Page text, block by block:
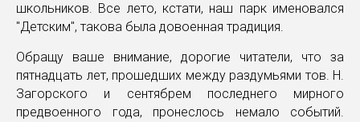
школьников. Все лето, кстати, наш парк именовался
"Детским", такова была довоенная традиция.
Обращу ваше внимание, дорогие читатели, что за
пятнадцать лет, прошедших между раздумьями тов. Н.
Загорского и сентябрем последнего мирного
предвоенного года, пронеслось немало событий.